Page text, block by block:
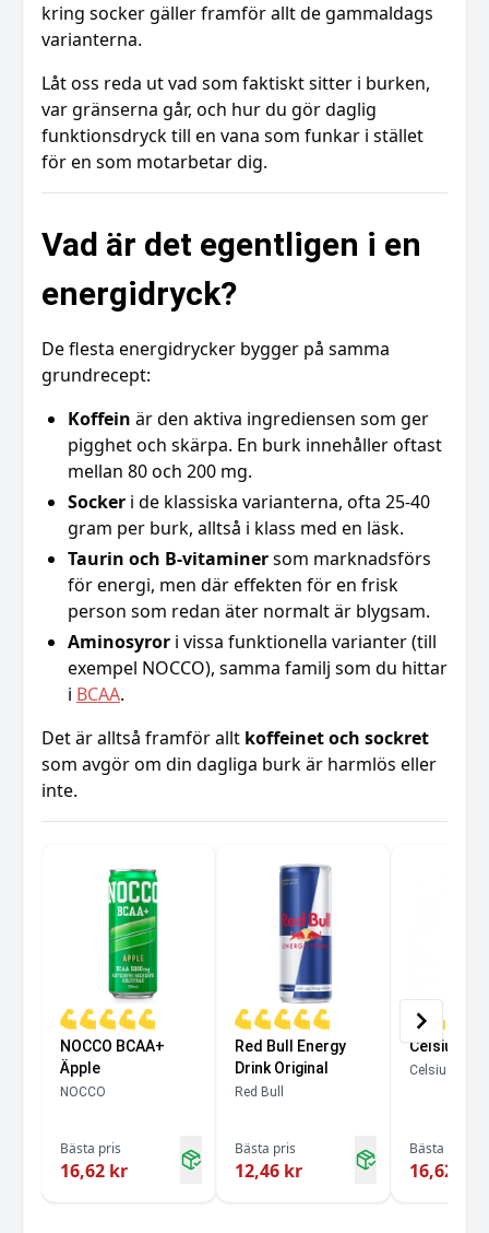
kring socker gäller framför allt de gammaldags
varianterna.
Låt oss reda ut vad som faktiskt sitter i burken,
var gränserna går, och hur du gör daglig
funktionsdryck till en vana som funkar i stället
för en som motarbetar dig.
Vad är det egentligen i en
energidryck?
De flesta energidrycker bygger på samma
grundrecept:
Koffein är den aktiva ingrediensen som ger
pigghet och skärpa. En burk innehåller oftast
mellan 80 och 200 mg.
Socker i de klassiska varianterna, ofta 25-40
gram per burk, alltså i klass med en läsk.
Taurin och B-vitaminersom marknadsförs
för energi, men där effekten för en frisk
person som redan äter normalt är blygsam.
Aminosyror i vissa funktionella varianter (till
exempel NOCCO), samma familj som du hittar
i BCAA.
Det är alltså framför allt koffeinet och sockret
som avgör om din dagliga burk är harmlös eller
inte.
NOCCO BCAA+
Äpple
NOCCO
Bästa pris
16,62 kr
Red Bull Energy
Drink Original
Red Bull
Bästa pris
12,46 kr
Celsius
Celsius
Bästa pris
16,62 kr